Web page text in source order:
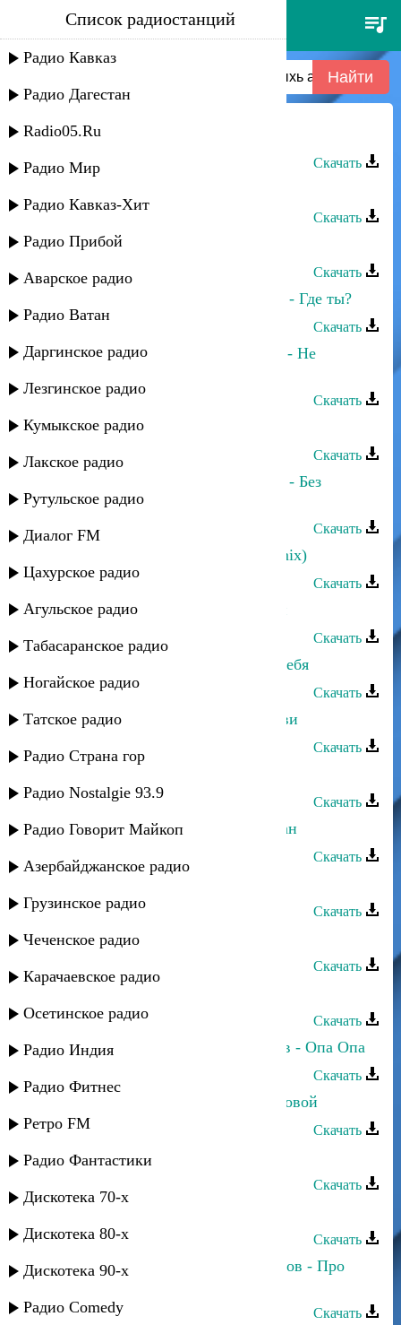
къафэ к1ыхь аслан тлебзу -
къафэ к1ыхь аслан тлебзу
Список радиостанций
Радио Кавказ
Радио Дагестан
Radio05.Ru
Радио Мир
Радио Кавказ-Хит
Радио Прибой
Аварское радио
Радио Ватан
Даргинское радио
Лезгинское радио
Кумыкское радио
Лакское радио
Рутульское радио
Диалог FM
Цахурское радио
Агульское радио
Табасаранское радио
Ногайское радио
Татское радио
Радио Страна гор
Радио Nostalgie 93.9
Радио Говорит Майкоп
Азербайджанское радио
Грузинское радио
Чеченское радио
Карачаевское радио
Осетинское радио
Радио Индия
Радио Фитнес
Ретро FM
Радио Фантастики
Дискотека 70-х
Дискотека 80-х
Дискотека 90-х
Радио Comedy
Аслан Гусейнов - Променяла меня
Скачать
Скачать
Аслан Кубутаев - Красавица
Скачать
Марина Алиева и Аслан Гусейнов - Где ты?
Скачать
Тимур Темиров и Аслан Гусейнов - Не
Скачать
Аслан Гусейнов - Маме
Скачать
Марина Алиева и Аслан Гусейнов - Без
границ
Скачать
Аслан Идрисов - Моя голубка (remix)
Скачать
Аслан Гусейнов - Я пьян от любви
Скачать
Аслан Гусейнов - Сильно люблю тебя
Скачать
Аслан Гусейнов - Расскажи о любви
Скачать
Скачать
Аслан Гусейнов - Меня зовут Аслан
Скачать
Скачать
Аслан Гусейнов - Джана
Скачать
Скачать
Аслан Гусейнов и Эльдар Далгатов - Опа Опа
Скачать
Аслан Гусейнов - Все начнем по новой
Скачать
Аслан Идрисов - С новым годом
Скачать
Скачать
Камила Мурсалова и Аслан Идрисов - Про
Скачать